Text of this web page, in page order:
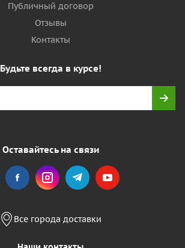
Публичный договор
Отзывы
Контакты
Будьте всегда в курсе!
Оставайтесь на связи
Все города доставки